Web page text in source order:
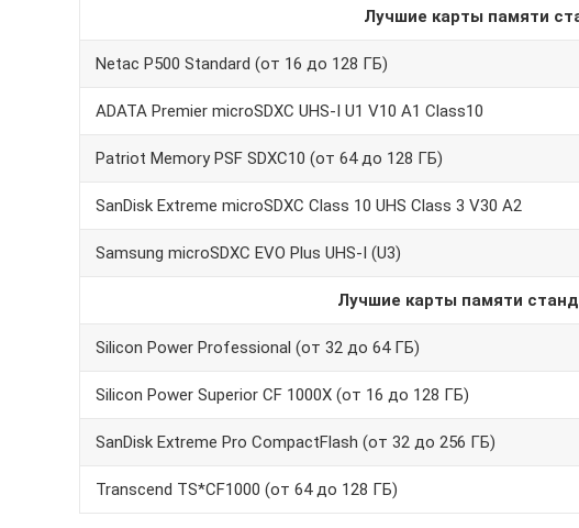
Лучшие карты памяти
Netac P500 Standard (от 16 до 128 ГБ)
ADATA Premier microSDXC UHS-I U1 V10 A1 Class10
Patriot Memory PSF SDXC10 (от 64 до 128 ГБ)
SanDisk Extreme microSDXC Class 10 UHS Class 3 V30 A2
Samsung microSDXC EVO Plus UHS-I (U3)
Лучшие карты памяти
Silicon Power Professional (от 32 до 64 ГБ)
Silicon Power Superior CF 1000X (от 16 до 128 ГБ)
SanDisk Extreme Pro CompactFlash (от 32 до 256 ГБ)
Transcend TS*CF1000 (от 64 до 128 ГБ)